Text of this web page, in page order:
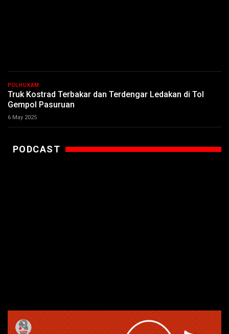
POLHUKAM
Truk Kostrad Terbakar dan Terdengar Ledakan di Tol
Gempol Pasuruan
6 May 2025
PODCAST